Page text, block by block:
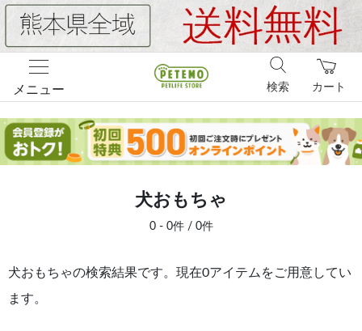
メニュー カート
検索
犬おもちゃ
0 - 0件 / 0件
犬おもちゃの検索結果です。現在0アイテムをご用意してい
ます。